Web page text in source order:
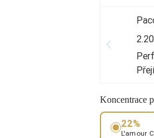
Koncentrace
22%
L'amour